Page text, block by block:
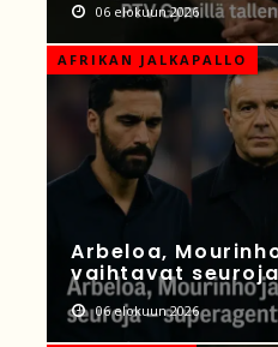
06 elokuun 2026
AFRIKAN JALKAPALLO
Arbeloa,
vaihtavat
06 elokuun 2026